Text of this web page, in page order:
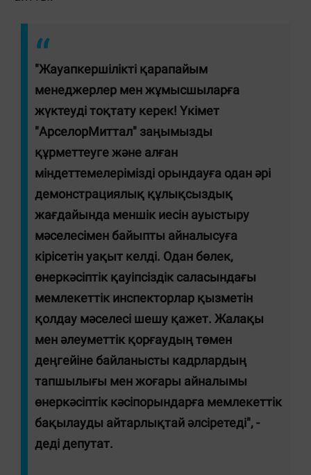
"Жауапкершілікті қарапайым
менеджерлер мен жұмысшыларға
жүктеуді тоқтату керек! Үкімет
"АрселорМиттал" заңымызды
құрметтеуге және алған
міндеттемелерімізді орындауға одан әрі
демонстрациялық құлықсыздық
жағдайында меншік иесін ауыстыру
мәселесімен байыпты айналысуға
кірісетін уақыт келді. Одан бөлек,
өнеркәсіптік қауіпсіздік саласындағы
мемлекеттік инспекторлар қызметін
қолдау мәселесі шешу қажет. Жалақы
мен әлеуметтік қорғаудың төмен
деңгейіне байланысты кадрлардың
тапшылығы мен жоғары айналымы
өнеркәсіптік кәсіпорындарға мемлекеттік
бақылауды айтарлықтай әлсіретеді", -
деді депутат.